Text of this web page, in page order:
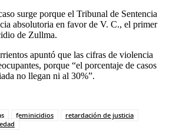
surge porque el Tribunal de Sentencia
absolutoria en favor de V. C., el primer
de Zullma.
apuntó que las cifras de violencia
porque “el porcentaje de casos
no llegan ni al 30%”.
feminicidios
retardación de justicia